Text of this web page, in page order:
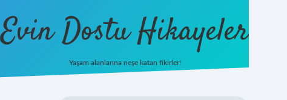
Evin Dostu Hikayeler
Yaşam alanlarına neşe katan fikirler!